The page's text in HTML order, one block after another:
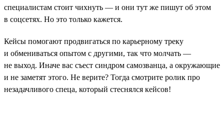
специалистам стоит чихнуть — и они тут же пишут об этом
в соцсетях. Но это только кажется.
Кейсы помогают продвигаться по карьерному треку
и обмениваться опытом с другими, так что молчать —
не выход. Иначе вас съест синдром самозванца, а окружающие
и не заметят этого. Не верите? Тогда смотрите ролик про
незадачливого спеца, который стеснялся кейсов!